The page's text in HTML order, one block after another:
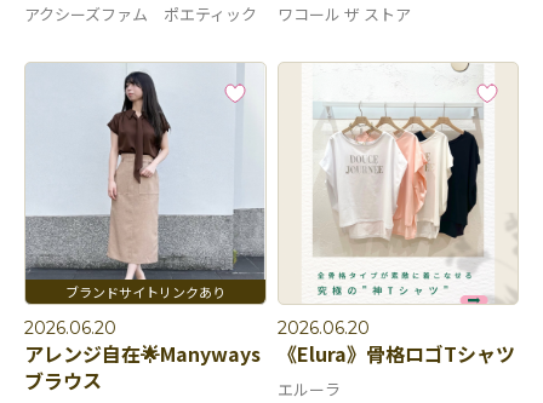
アクシーズファム ポエティック ワコール ザ ストア
2026.06.20
アレンジ自在🌟Manyways
ブラウス
2026.06.20
《Elura》骨格ロゴTシャツ
エルーラ